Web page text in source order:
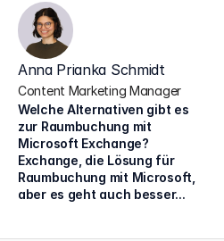
Anna Prianka Schmidt
Content Marketing Manager
Welche Alternativen gibt es
zur Raumbuchung mit
Microsoft Exchange?
Exchange, die Lösung für
Raumbuchung mit Microsoft,
aber es geht auch besser...